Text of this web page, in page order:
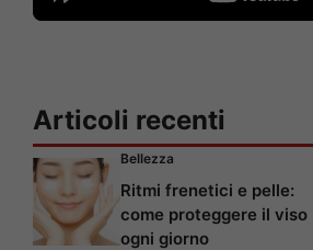
Articoli recenti
Bellezza
Ritmi frenetici e pelle:
come proteggere il viso
ogni giorno